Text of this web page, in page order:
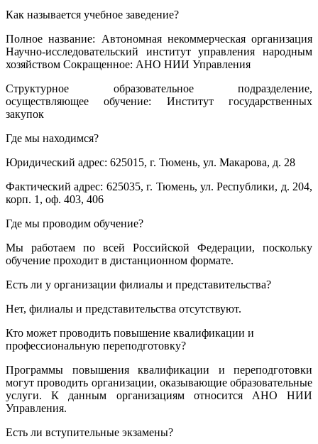
Как называется учебное заведение?
Полное название: Автономная некоммерческая организация
Научно-исследовательский институт управления народным
хозяйством Сокращенное: АНО НИИ Управления
Структурное образовательное подразделение,
осуществляющее обучение: Институт государственных
закупок
Где мы находимся?
Юридический адрес: 625015, г. Тюмень, ул. Макарова, д. 28
Фактический адрес: 625035, г. Тюмень, ул. Республики, д. 204,
корп. 1, оф. 403, 406
Где мы проводим обучение?
Мы работаем по всей Российской Федерации, поскольку
обучение проходит в дистанционном формате.
Есть ли у организации филиалы и представительства?
Нет, филиалы и представительства отсутствуют.
Кто может проводить повышение квалификации и
профессиональную переподготовку?
Программы повышения квалификации и переподготовки
могут проводить организации, оказывающие образовательные
услуги. К данным организациям относится АНО НИИ
Управления.
Есть ли вступительные экзамены?